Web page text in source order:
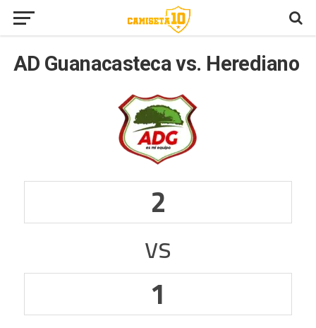
AD Guanacasteca vs. Herediano
2
vs
1